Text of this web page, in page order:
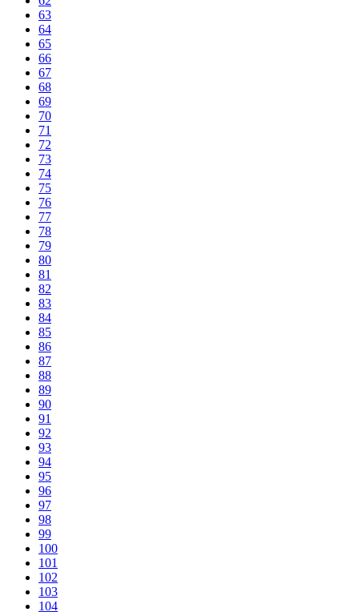
63
64
65
66
67
68
69
70
71
72
73
74
75
76
77
78
79
80
81
82
83
84
85
86
87
88
89
90
91
92
93
94
95
96
97
98
99
100
101
102
103
104